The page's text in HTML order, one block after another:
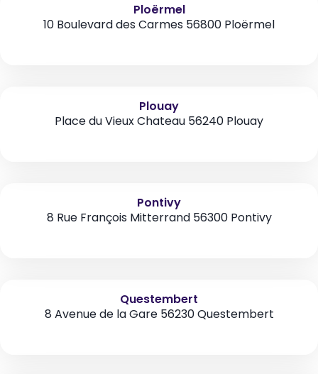
Ploërmel
10 Boulevard des Carmes 56800 Ploërmel
Plouay
Place du Vieux Chateau 56240 Plouay
Pontivy
8 Rue François Mitterrand 56300 Pontivy
Questembert
8 Avenue de la Gare 56230 Questembert